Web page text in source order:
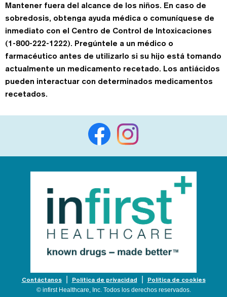
Mantener fuera del alcance de los niños. En caso de
sobredosis, obtenga ayuda médica o comuníquese de
inmediato con el Centro de Control de Intoxicaciones
(1-800-222-1222). Pregúntele a un médico o
farmacéutico antes de utilizarlo si su hijo está tomando
actualmente un medicamento recetado. Los antiácidos
pueden interactuar con determinados medicamentos
recetados.
Contáctanos Política de privacidad
Política de cookies
© infirst Healthcare, Inc. Todos los derechos reservados.